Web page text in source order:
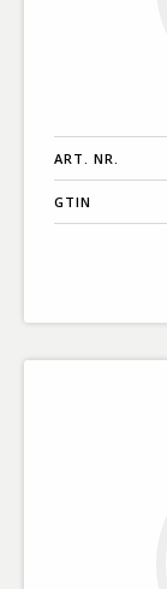
ART. NR.
GTIN